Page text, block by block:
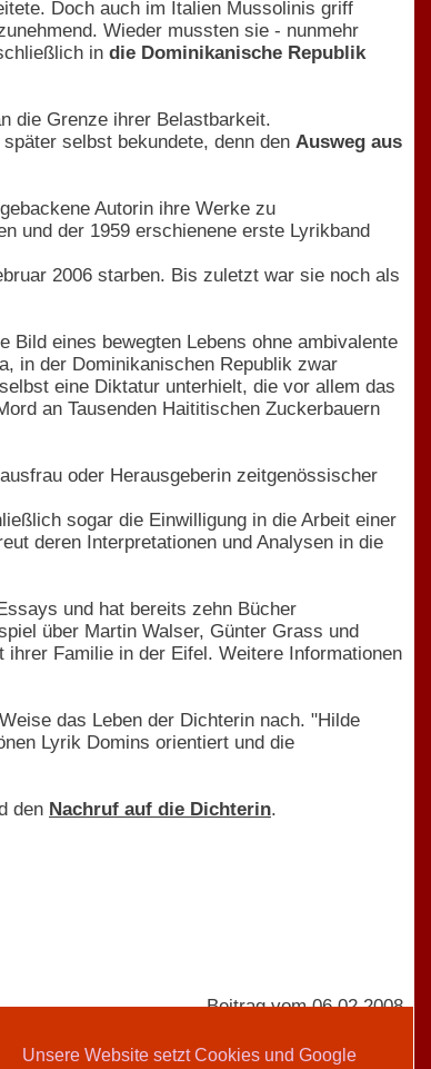
Unsere Website setzt Cookies und Google
Doch auch im Italien Mussolinis griff
Wieder mussten sie - nunmehr
in die Dominikanische Republik
die Grenze ihrer Belastbarkeit.
selbst bekundete, denn den Ausweg aus
Autorin ihre Werke zu
und der 1959 erschienene erste Lyrikband
2006 starben. Bis zuletzt war sie noch als
Bild eines bewegten Lebens ohne ambivalente
in der Dominikanischen Republik zwar
eine Diktatur unterhielt, die vor allem das
an Tausenden Haititischen Zuckerbauern
oder Herausgeberin zeitgenössischer
sogar die Einwilligung in die Arbeit einer
deren Interpretationen und Analysen in die
und hat bereits zehn Bücher
über Martin Walser, Günter Grass und
Familie in der Eifel. Weitere Informationen
das Leben der Dichterin nach. "Hilde
Lyrik Domins orientiert und die
den Nachruf auf die Dichterin.
Beitrag vom 06.02.2008